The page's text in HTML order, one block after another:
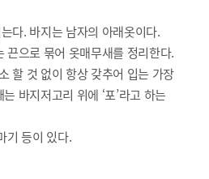
다. 바지는 남자의 아래옷이다.
끈으로 묶어 옷매무새를 정리한다.
할 것 없이 항상 갖추어 입는 가장
바지저고리 위에 ‘포’라고 하는
기 등이 있다.